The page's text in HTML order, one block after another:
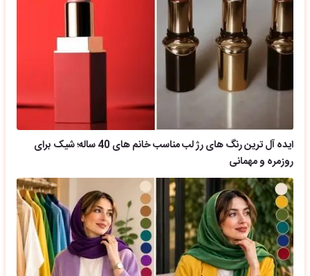
ایده آل ترین رنگ های رژ لب مناسب خانم های 40 ساله؛ شیک برای
روزمره و مهمانی